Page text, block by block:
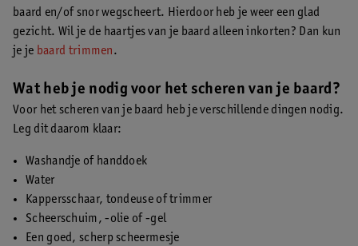
baard en/of snor wegscheert. Hierdoor heb je weer een glad
gezicht. Wil je de haartjes van je baard alleen inkorten? Dan kun
je je baard trimmen.
Wat heb je nodig voor het scheren van je baard?
Voor het scheren van je baard heb je verschillende dingen nodig.
Leg dit daarom klaar:
Washandje of handdoek
Water
Kappersschaar, tondeuse of trimmer
Scheerschuim, -olie of -gel
Een goed, scherp scheermesje